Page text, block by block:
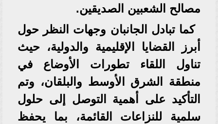
مصالح الشعبين الصديقين.
كما تبادل الجانبان وجهات النظر حول
أبرز القضايا الإقليمية والدولية، حيث
تناول اللقاء تطورات الأوضاع في
منطقة الشرق الأوسط والبلقان، وتم
التأكيد على أهمية التوصل إلى حلول
سلمية للنزاعات القائمة، بما يحفظ